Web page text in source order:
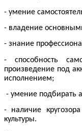
- умение
- владение
- знание
- способность
произведение под
исполнением;
- умение подбирать
- наличие
культуры.